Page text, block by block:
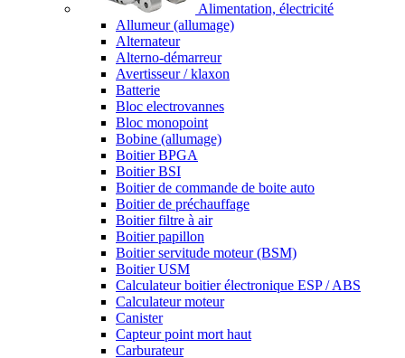
Alimentation, électricité
Allumeur (allumage)
Alternateur
Alterno-démarreur
Avertisseur / klaxon
Batterie
Bloc electrovannes
Bloc monopoint
Bobine (allumage)
Boitier BPGA
Boitier BSI
Boitier de commande de boite auto
Boitier de préchauffage
Boitier filtre à air
Boitier papillon
Boitier servitude moteur (BSM)
Boitier USM
Calculateur boitier électronique ESP / ABS
Calculateur moteur
Canister
Capteur point mort haut
Carburateur